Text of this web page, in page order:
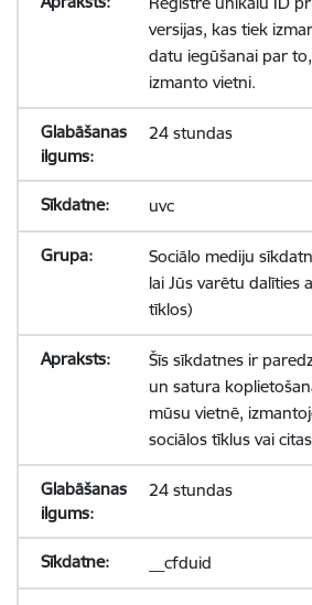
versijas, kas tiek
datu iegūšanai par
izmanto vietni.
24 stundas
uvc
Sociālo mediju
lai Jūs varētu dalīties
tīklos)
Šīs sīkdatnes ir
un satura
mūsu vietnē,
sociālos tīklus vai
24 stundas
__cfduid